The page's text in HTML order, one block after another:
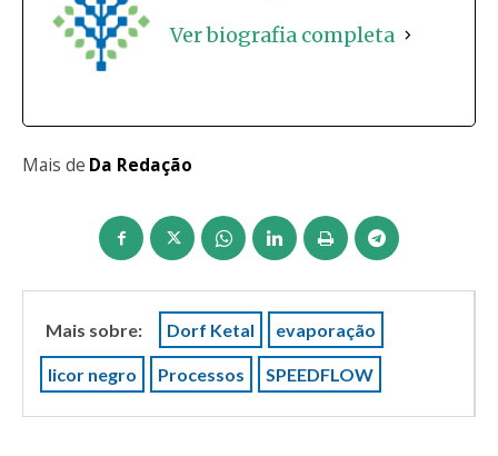
Ver biografia completa
Mais de Da Redação
Mais sobre: Dorf Ketal evaporação
licor negro Processos SPEEDFLOW